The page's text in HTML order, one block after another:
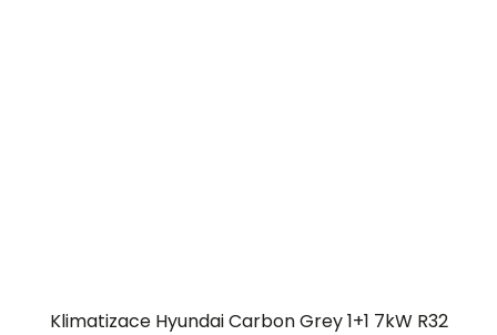
Klimatizace Hyundai Carbon Grey 1+1 7kW R32